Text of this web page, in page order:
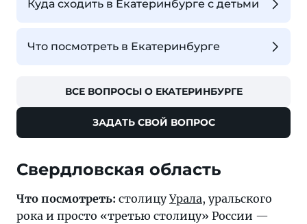
Куда сходить в Екатеринбурге с детьми
Что посмотреть в Екатеринбурге
ВСЕ ВОПРОСЫ О ЕКАТЕРИНБУРГЕ
ЗАДАТЬ СВОЙ ВОПРОС
Свердловская область
Что посмотреть: столицуУрала, уральского
рока и просто «третью столицу» России —